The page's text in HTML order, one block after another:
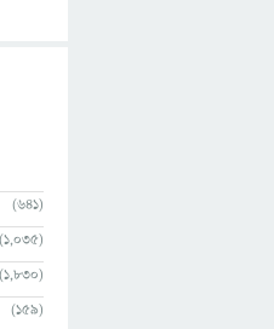
(641)
(1,035)
(1,830)
(159)